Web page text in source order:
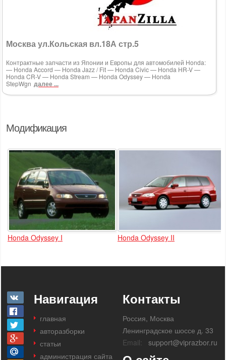
Модификация
Honda Odyssey I Honda Odyssey II
Москва ул.Кольская вл.18А стр.5
Контрактные запчасти из Японии и Европы для автомобилей Honda:
— Honda Accord — Honda Jazz / Fit — Honda Civic — Honda HR-V —
Honda CR-V — Honda Stream — Honda Odyssey — Honda
StepWgn далее ...
Навигация
главная
авторазборки
статьи
администрация сайта
Контакты
Россия, Москва
Ленинградское шоссе д. 33
Email:
support@viprazbor.ru